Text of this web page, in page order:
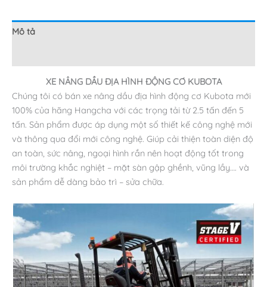
Mô tả
XE NÂNG DẦU ĐỊA HÌNH ĐỘNG CƠ KUBOTA
Chúng tôi có bán xe nâng dầu địa hình động cơ Kubota mới
100% của hãng Hangcha với các trọng tải từ 2.5 tấn đến 5
tấn. Sản phẩm được áp dụng một số thiết kế công nghệ mới
và thông qua đổi mới công nghệ. Giúp cải thiện toàn diện độ
an toàn, sức nâng, ngoại hình rắn nên hoạt động tốt trong
môi trường khắc nghiệt – mặt sàn gập ghềnh, vũng lầy…. và
sản phẩm dễ dàng bảo trì – sửa chữa.